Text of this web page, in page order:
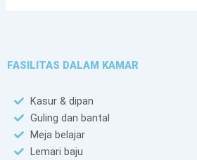
FASILITAS DALAM KAMAR
Kasur & dipan
Guling dan bantal
Meja belajar
Lemari baju